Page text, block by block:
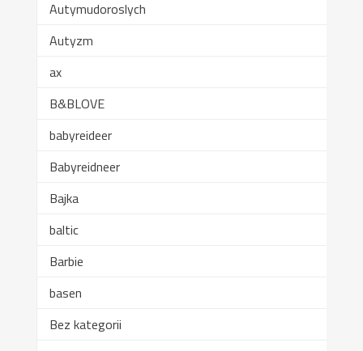
Autymudoroslych
Autyzm
ax
B&BLOVE
babyreideer
Babyreidneer
Bajka
baltic
Barbie
basen
Bez kategorii